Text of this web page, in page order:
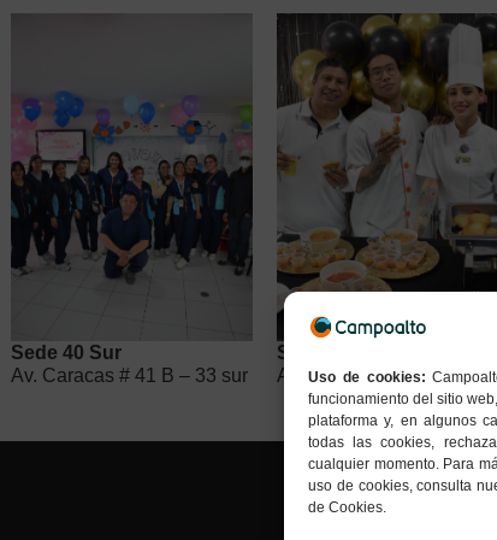
Uso de cookies:
funcionamiento del sitio
plataforma y, en algunos
todas las cookies,
cualquier momento. Para
uso de cookies, consulta
de Cookies.
Sede 40 Sur
Av. Caracas # 41 B – 33 sur
Sede Kennedy
Av. Boyacá # 37- 55 sur